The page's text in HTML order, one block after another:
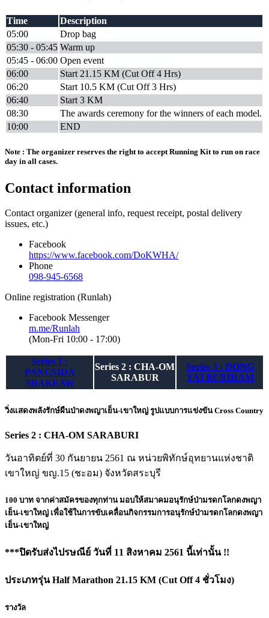
Time
Description
05:00
Drop bag
05:30 - 05:45 Warm up
05:45 - 06:00 Open event
06:00
Start 21.15 KM (Cut Off 4 Hrs)
06:20
Start 10.5 KM (Cut Off 3 Hrs)
06:40
Start 3 KM
08:30
The awards ceremony for the winners of each model.
10:00
END
Note : The organizer reserves the right to accept Running Kit to run on race
day in all cases.
Contact information
Contact organizer (general info, request receipt, postal delivery
issues, etc.)
Facebook
https://www.facebook.com/DoKWHA/
Phone
098-945-6568
Online registration (Runlah)
Facebook Messenger
m.me/Runlah
(Mon-Fri 10:00 - 17:00)
Series 1 :
PANGSIDA
SRAKEAW
Series 2 : CHA-OM
SARABUR
Series 3 : DONG
YAI BURIRAM
วิ่งแสดงพลังรักษ์ผืนป่าดงพญาเย็น-เขาใหญ่ รูปแบบการแข่งขันCross Country
Series 2 : CHA-OM SARABURI
วันอาทิตย์ที่ 30 กันยายน 2561 ณ หน่วยพิทักษ์อุทยานแห่งชาติ
เขาใหญ่ ขญ.15 (ชะอม) จังหวัดสระบุรี
100 บาท จากค่าสมัครของทุกท่าน มอบให้สมาคมอนุรักษ์ป่ามรดกโลกดงพญา
เย็น-เขาใหญ่ เพื่อใช้ในการขับเคลื่อนกิจกรรมการอนุรักษ์ป่ามรดกโลกดงพญา
เย็น-เขาใหญ่
***ปิดรับส่งไปรษณีย์ วันที่ 11 สิงหาคม 2561 นี้เท่านั้น !!
ประเภทรุ่น Half Marathon 21.15 KM (Cut Off 4 ชั่วโมง)
รางวัล